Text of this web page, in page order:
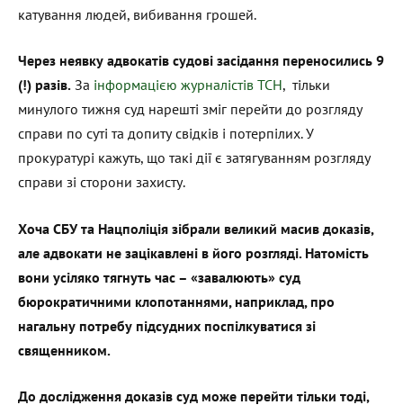
катування людей, вибивання грошей.
Через неявку адвокатів судові засідання переносились 9
(!) разів. За інформацією журналістів ТСН, тільки
минулого тижня суд нарешті зміг перейти до розгляду
справи по суті та допиту свідків і потерпілих. У
прокуратурі кажуть, що такі дії є затягуванням розгляду
справи зі сторони захисту.
Хоча СБУ та Нацполіція зібрали великий масив доказів,
але адвокати не зацікавлені в його розгляді. Натомість
вони усіляко тягнуть час – «завалюють» суд
бюрократичними клопотаннями, наприклад, про
нагальну потребу підсудних поспілкуватися зі
священником.
До дослідження доказів суд може перейти тільки тоді,